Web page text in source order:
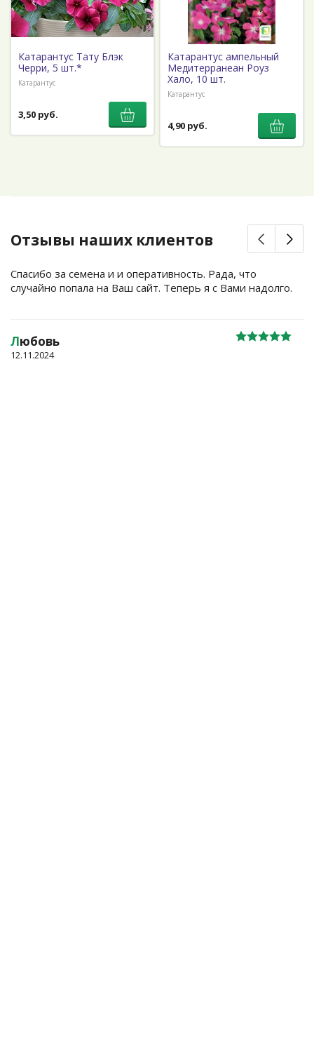
Катарантус Тату Блэк
Черри, 5 шт.*
Катарантус
3,50 руб.
Катарантус ампельный
Медитерранеан Роуз
Хало, 10 шт.
Катарантус
4,90 руб.
Отзывы наших клиентов
Спасибо за семена и и оперативность. Рада, что
случайно попала на Ваш сайт. Теперь я с Вами надолго.
Любовь
12.11.2024